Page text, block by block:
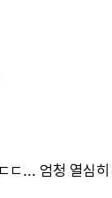
ㄷㄷ... 엄청 열심히